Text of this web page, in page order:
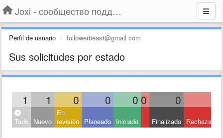
Joxi - сообщество поддержки
Perfil de usuario followerbeast@gmail com
Sus solicitudes por estado
1 1 0 0 0 0 0
Todo Nuevo
En
revisión Planeado Iniciado Finalizado Rechazado